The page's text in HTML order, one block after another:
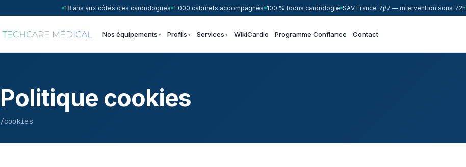
18 ans aux côtés des cardiologues 1 000 cabinets accompagnés 100 % focus cardiologie SAV France 7j/7 — intervention sous 72h
Nos équipements Profils Services WikiCardio Programme Confiance Contact
Politique cookies
/cookies